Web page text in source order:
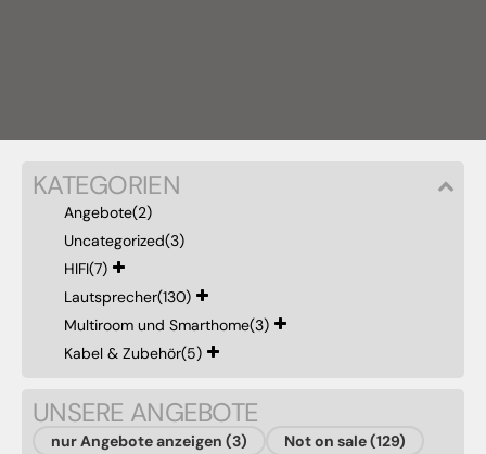
KATEGORIEN
Angebote(2)
Uncategorized(3)
HIFI(7)
Lautsprecher(130)
Multiroom und Smarthome(3)
Kabel & Zubehör(5)
UNSERE ANGEBOTE
nur Angebote anzeigen (3) Not on sale (129)